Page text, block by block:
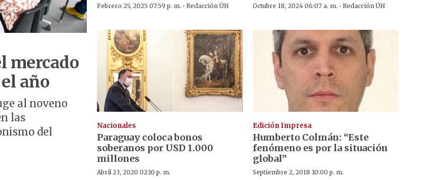
mercado
año
al noveno
las
del
Febrero 25, 2025 07:59 p. m. · Redacción ÚH Octubre 18, 2024 06:07 a. m. · Redacción ÚH
Nacionales
Paraguay coloca bonos
soberanos por USD 1.000
millones
Abril 23, 2020 02:10 p. m.
Edición Impresa
Humberto Colmán: “Este
fenómeno es por la situación
global”
Septiembre 2, 2018 10:00 p. m.